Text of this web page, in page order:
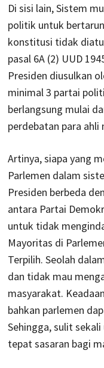
Di sisi lain, Sistem
politik untuk
konstitusi tidak
pasal 6A (2) UUD
Presiden diusulkan
minimal 3 partai
berlangsung mulai
perdebatan para ahli
Artinya, siapa yang
Parlemen dalam
Presiden berbeda
antara Partai
untuk tidak
Mayoritas di
Terpilih. Seolah
dan tidak mau
masyarakat.
bahkan parlemen
Sehingga, sulit
tepat sasaran bagi